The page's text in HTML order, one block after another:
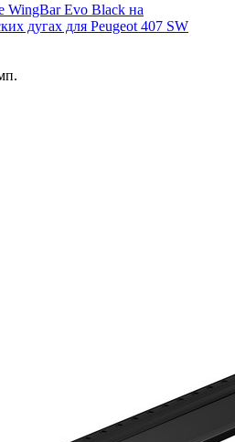
WingBar Evo Black на
дугах для Peugeot 407 SW